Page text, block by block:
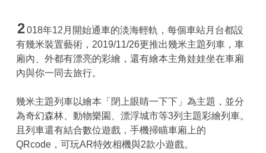
2018年12月開始通車的淡海輕軌，每個車站月台都設
有幾米裝置藝術，2019/11/26更推出幾米主題列車，車
廂內、外都有漂亮的彩繪，還有繪本主角娃娃坐在車廂
內與你一同去旅行。
幾米主題列車以繪本「閉上眼睛一下下」為主題，並分
為奇幻森林、動物樂園、漂浮城市等3列主題彩繪列車。
且列車還有結合數位遊戲，手機掃瞄車廂上的
QRcode，可玩AR特效相機與2款小遊戲。